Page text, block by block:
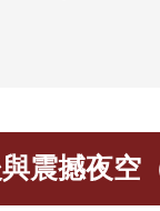
震撼夜空